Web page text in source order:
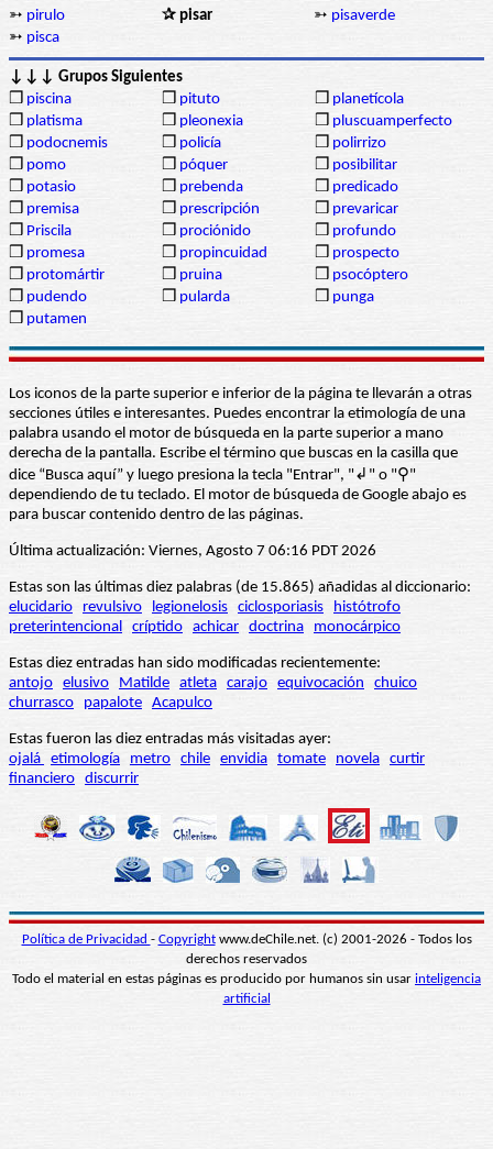
➳ pirulo ✰ pisar ➳ pisaverde
➳ pisca
↓↓↓ Grupos Siguientes
❒ piscina ❒ pituto ❒ planetícola
❒ platisma ❒ pleonexia ❒ pluscuamperfecto
❒ podocnemis ❒ policía ❒ polirrizo
❒ pomo ❒ póquer ❒ posibilitar
❒ potasio ❒ prebenda ❒ predicado
❒ premisa ❒ prescripción ❒ prevaricar
❒ Priscila ❒ prociónido ❒ profundo
❒ promesa ❒ propincuidad ❒ prospecto
❒ protomártir ❒ pruina ❒ psocóptero
❒ pudendo ❒ pularda ❒ punga
❒ putamen
Los iconos de la parte superior e inferior de la página te llevarán a otras
secciones útiles e interesantes. Puedes encontrar la etimología de una
palabra usando el motor de búsqueda en la parte superior a mano
derecha de la pantalla. Escribe el término que buscas en la casilla que
dice “Busca aquí” y luego presiona la tecla "Entrar", "↲" o "⚲"
dependiendo de tu teclado. El motor de búsqueda de Google abajo es
para buscar contenido dentro de las páginas.
Última actualización: Viernes, Agosto 7 06:16 PDT 2026
Estas son las últimas diez palabras (de 15.865) añadidas al diccionario:
elucidario
revulsivo legionelosis ciclosporiasis
histótrofo
preterintencional críptido achicar doctrina monocárpico
Estas diez entradas han sido modificadas recientemente:
antojo elusivo Matilde atleta carajo equivocación
chuico
churrasco
papalote Acapulco
Estas fueron las diez entradas más visitadas ayer:
ojalá etimología metro chile envidia tomate novela curtir
financiero discurrir
Política de Privacidad - Copyrightwww.deChile.net. (c) 2001-2026 - Todos los
derechos reservados
Todo el material en estas páginas es producido por humanos sin usar inteligencia
artificial